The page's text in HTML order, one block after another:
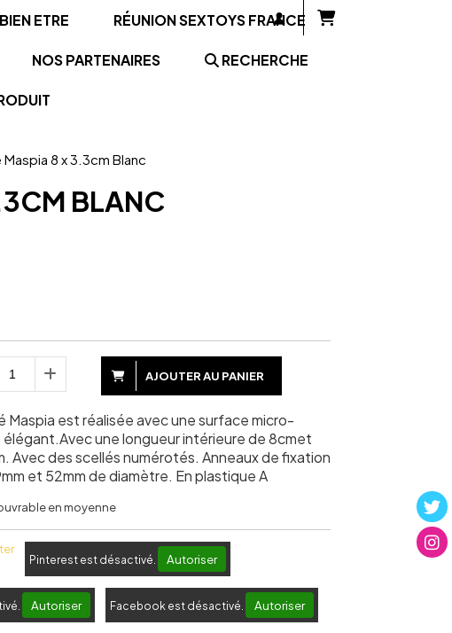
ETRE RÉUNION SEXTOYS FRANCE
NOS PARTENAIRES RECHERCHE
8 x 3.3cm Blanc
BLANC
AJOUTER AU PANIER
Maspia est réalisée avec une surface micro-
une longueur intérieure de 8cmet
Avec des scellés numérotés. Anneaux de fixation
et 52mm de diamètre. En plastique A
en moyenne
Pinterest est désactivé. Autoriser
Autoriser Facebook est désactivé. Autoriser